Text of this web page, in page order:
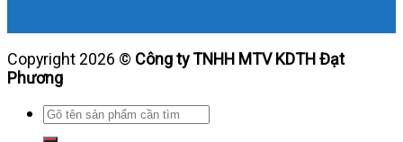
Copyright 2026 © Công ty TNHH MTV KDTH Đạt
Phương
Tìm